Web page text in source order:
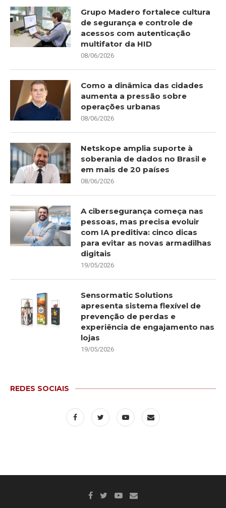
Grupo Madero fortalece cultura
de segurança e controle de
acessos com autenticação
multifator da HID
08/06/2026
Como a dinâmica das cidades
aumenta a pressão sobre
operações urbanas
08/06/2026
Netskope amplia suporte à
soberania de dados no Brasil e
em mais de 20 países
08/06/2026
A cibersegurança começa nas
pessoas, mas precisa evoluir
com IA preditiva: cinco dicas
para evitar as novas armadilhas
digitais
19/05/2026
Sensormatic Solutions
apresenta sistema flexível de
prevenção de perdas e
experiência de engajamento nas
lojas
19/05/2026
REDES SOCIAIS